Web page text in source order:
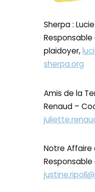
Sherpa :
plaidoyer,
sherpa.org
Amis de la
Renaud –
Notre Affaire